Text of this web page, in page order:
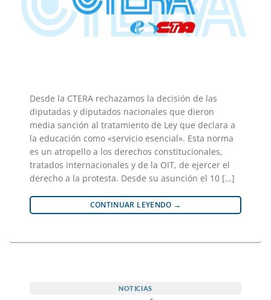
Desde la CTERA rechazamos la decisión de las
diputadas y diputados nacionales que dieron
media sanción al tratamiento de Ley que declara a
la educación como «servicio esencial». Esta norma
es un atropello a los derechos constitucionales,
tratados internacionales y de la OIT, de ejercer el
derecho a la protesta. Desde su asunción el 10 […]
CONTINUAR LEYENDO →
NOTICIAS